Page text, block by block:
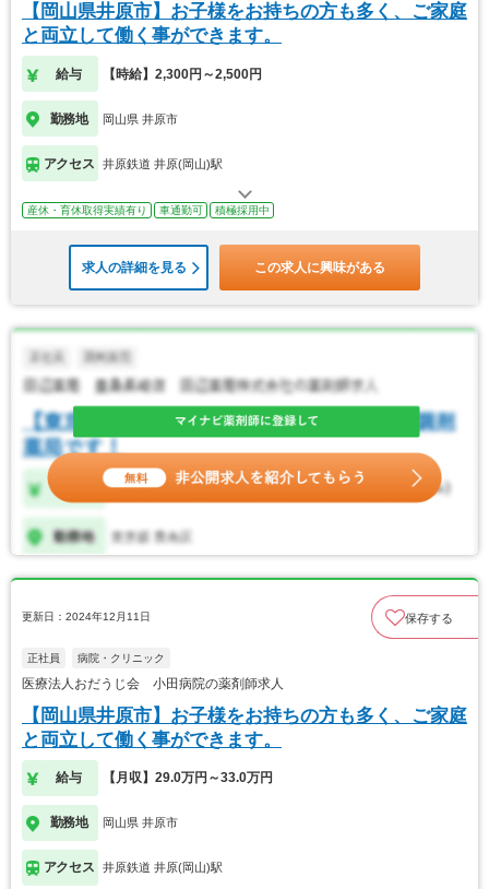
【岡山県井原市】お子様をお持ちの方も多く、ご家庭
と両立して働く事ができます。
給与 【時給】2,300円～2,500円
勤務地 岡山県 井原市
アクセス 井原鉄道 井原(岡山)駅
産休・育休取得実績有り 車通勤可 積極採用中
求人の詳細を見る この求人に興味がある
更新日：2024年12月11日 保存する
正社員 病院・クリニック
医療法人おだうじ会 小田病院の薬剤師求人
【岡山県井原市】お子様をお持ちの方も多く、ご家庭
と両立して働く事ができます。
給与 【月収】29.0万円～33.0万円
勤務地 岡山県 井原市
アクセス 井原鉄道 井原(岡山)駅